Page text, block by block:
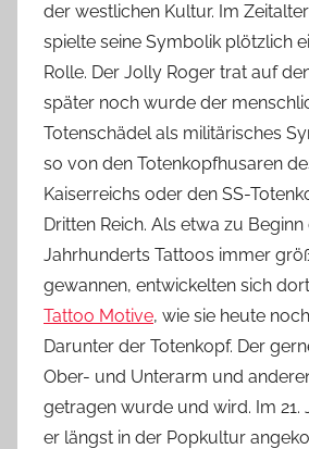
der westlichen Kultur. Im
spielte seine Symbolik plötzlich
Rolle. Der Jolly Roger trat auf
später noch wurde der
Totenschädel als militärisches
so von den Totenkopfhusaren
Kaiserreichs oder den SS-
Dritten Reich. Als etwa zu Beginn
Jahrhunderts Tattoos immer
gewannen, entwickelten sich
Tattoo Motive, wie sie heute
Darunter der Totenkopf. Der
Ober- und Unterarm und
getragen wurde und wird. Im 21.
er längst in der Popkultur